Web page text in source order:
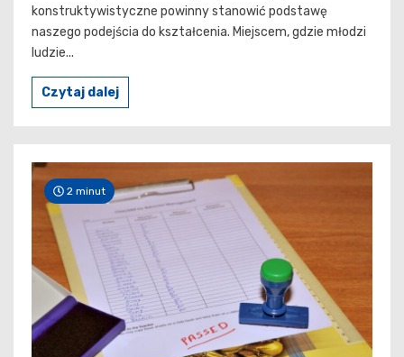
konstruktywistyczne powinny stanowić podstawę
naszego podejścia do kształcenia. Miejscem, gdzie młodzi
ludzie...
Czytaj dalej
2 minut